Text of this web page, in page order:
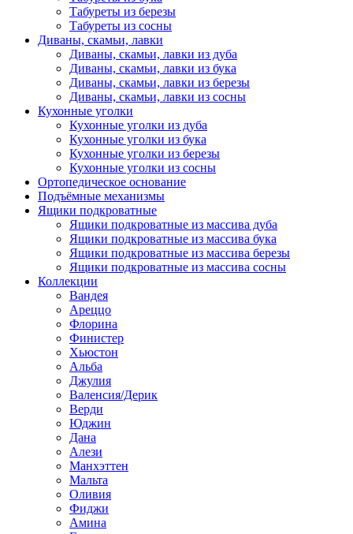
Табуреты из березы
Табуреты из сосны
Диваны, скамьи, лавки
Диваны, скамьи, лавки из дуба
Диваны, скамьи, лавки из бука
Диваны, скамьи, лавки из березы
Диваны, скамьи, лавки из сосны
Кухонные уголки
Кухонные уголки из дуба
Кухонные уголки из бука
Кухонные уголки из березы
Кухонные уголки из сосны
Ортопедическое основание
Подъёмные механизмы
Ящики подкроватные
Ящики подкроватные из массива дуба
Ящики подкроватные из массива бука
Ящики подкроватные из массива березы
Ящики подкроватные из массива сосны
Коллекции
Вандея
Ареццо
Флорина
Финистер
Хьюстон
Альба
Джулия
Валенсия/Дерик
Верди
Юджин
Дана
Алези
Манхэттен
Мальта
Оливия
Фиджи
Амина